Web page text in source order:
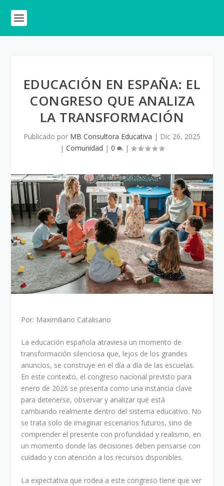
EDUCACIÓN EN ESPAÑA: EL
CONGRESO QUE ANALIZA
LA TRANSFORMACIÓN
Publicado por MB Consultora Educativa | Dic 26, 2025
| Comunidad | 0 |
Por: Maximiliano Catalisano
La educación española atraviesa un momento de
transformación silenciosa que, lejos de los grandes
anuncios, se construye en el día a día de las escuelas.
En este contexto, el congreso nacional previsto para
enero de 2026 se presenta como una instancia clave
para detenerse, observar y analizar qué está
cambiando realmente dentro del sistema educativo. No
se trata solo de imaginar escenarios futuros, sino de
comprender el presente con profundidad y realismo, en
un momento donde las decisiones deben pensarse con
cuidado y con atención a los recursos disponibles.
La expectativa que rodea a este congreso tiene que ver